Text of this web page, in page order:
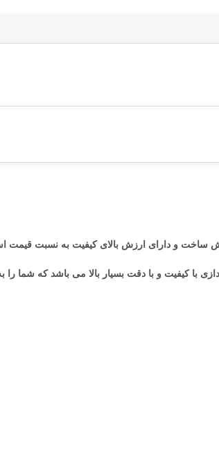
ساخت و دارای ارزش بالای کیفیت به نسبت قیمت
با کیفیت و با دقت بسیار بالا می باشد که شما